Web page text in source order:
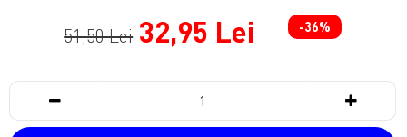
51,50 Lei 32,95 Lei -36%